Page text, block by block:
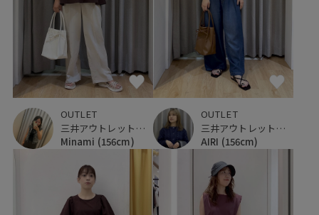
OUTLET
三井アウトレットパーク ジャズドリーム長島
Minami (156cm)
OUTLET
三井アウトレットパーク ジャズドリーム長島
AIRI (156cm)